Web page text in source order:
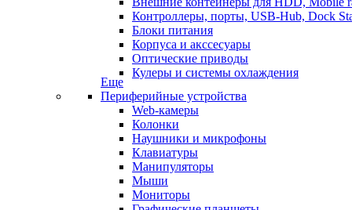
Контроллеры, порты, USB-Hub, Dock
Блоки питания
Корпуса и акссесуары
Оптические приводы
Кулеры и системы охлаждения
Еще
Периферийные устройства
Web-камеры
Колонки
Наушники и микрофоны
Клавиатуры
Манипуляторы
Мыши
Мониторы